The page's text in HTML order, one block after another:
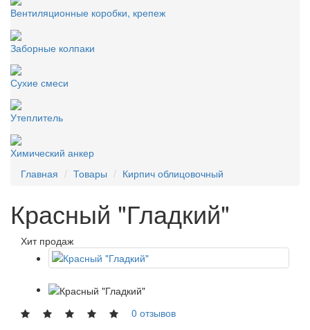
Вентиляционные коробки, крепеж
Заборные колпаки
Сухие смеси
Утеплитель
Химический анкер
Главная
Товары Кирпич облицовочный
Красный "Гладкий"
Хит продаж
0 отзывов